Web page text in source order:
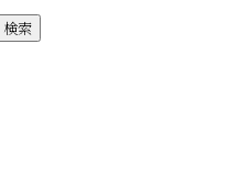
検索